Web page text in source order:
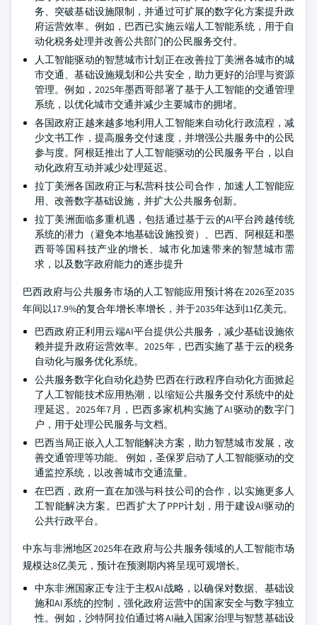
务、突破基础设施限制，并通过可扩展的数字化方案提升政
府运营效率。例如，巴西已实施云端人工智能系统，用于自
动化税务处理并改善公共部门的公民服务交付。
人工智能驱动的智慧城市计划正在改善拉丁美洲各城市的城
市交通、基础设施规划和公共安全，助力更好的治理与资源
管理。例如，2025年墨西哥部署了基于人工智能的交通管理
系统，以优化城市交通并减少主要城市的拥堵。
各国政府正越来越多地利用人工智能来自动化行政流程，减
少文书工作，提高服务交付速度，并增强公共服务中的公民
参与度。阿根廷推出了人工智能驱动的公民服务平台，以自
动化政府互动并减少处理延迟。
拉丁美洲各国政府正与私营科技公司合作，加速人工智能应
用、改善数字基础设施，并扩大公共服务创新。
拉丁美洲面临多重机遇，包括通过基于云的AI平台跨越传统
系统的潜力（避免本地基础设施投资）、巴西、阿根廷和墨
西哥等国科技产业的增长、城市化加速带来的智慧城市需
求，以及数字政府能力的逐步提升
巴西政府与公共服务市场的人工智能应用预计将在2026至2035
年间以17.9%的复合年增长率增长，并于2035年达到11亿美元。
巴西政府正利用云端AI平台提供公共服务，减少基础设施依
赖并提升政府运营效率。2025年，巴西实施了基于云的税务
自动化与服务优化系统。
公共服务数字化自动化趋势 巴西在行政程序自动化方面掀起
了人工智能技术应用热潮，以缩短公共服务交付系统中的处
理延迟。2025年7月，巴西多家机构实施了AI驱动的数字门
户，用于处理公民服务与文档。
巴西当局正嵌入人工智能解决方案，助力智慧城市发展，改
善交通管理等功能。
例如，圣保罗启动了人工智能驱动的交
通监控系统，以改善城市交通流量。
在巴西，政府一直在加强与科技公司的合作，以实施更多人
工智能解决方案。巴西扩大了PPP计划，用于建设AI驱动的
公共行政平台。
中东与非洲地区2025年在政府与公共服务领域的人工智能市场
规模达8亿美元，预计在预测期内将呈现可观增长。
中东非洲国家正专注于主权AI战略，以确保对数据、基础设
施和AI系统的控制，强化政府运营中的国家安全与数字独立
性。例如，沙特阿拉伯通过将AI融入国家治理与智慧基础设